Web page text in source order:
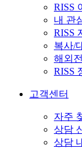
RISS
내 관
RISS
복사/
해외
RISS
고객센터
자주
상담
상담